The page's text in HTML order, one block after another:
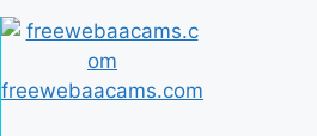
freewebaacams.com